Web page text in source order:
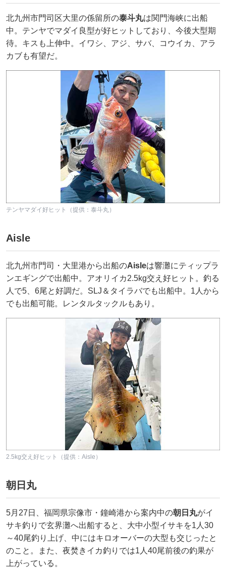
北九州市門司区大里の係留所の泰斗丸は関門海峡に出船
中。テンヤでマダイ良型が好ヒットしており、今後大型期
待。キスも上伸中。イワシ、アジ、サバ、コウイカ、アラ
カブも有望だ。
テンヤマダイ好ヒット（提供：泰斗丸）
Aisle
北九州市門司・大里港から出船のAisleは響灘にティップラ
ンエギングで出船中。アオリイカ2.5kg交え好ヒット。釣る
人で5、6尾と好調だ。SLJ＆タイラバでも出船中。1人から
でも出船可能。レンタルタックルもあり。
2.5kg交え好ヒット（提供：Aisle）
朝日丸
5月27日、福岡県宗像市・鐘崎港から案内中の朝日丸がイ
サキ釣りで玄界灘へ出船すると、大中小型イサキを1人30
～40尾釣り上げ、中にはキロオーバーの大型も交じったと
のこと。また、夜焚きイカ釣りでは1人40尾前後の釣果が
上がっている。